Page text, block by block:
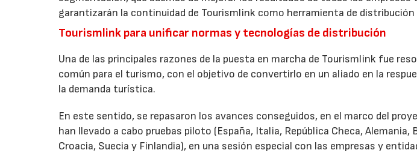
garantizarán la continuidad de Tourismlink como herramienta de distribución
Tourismlink para unificar normas y tecnologías de distribución
Una de las principales razones de la puesta en marcha de Tourismlink fue
común para el turismo, con el objetivo de convertirlo en un aliado en la
la demanda turística.
En este sentido, se repasaron los avances conseguidos, en el marco del
han llevado a cabo pruebas piloto (España, Italia, República Checa, Alemania,
Croacia, Suecia y Finlandia), en una sesión especial con las empresas y